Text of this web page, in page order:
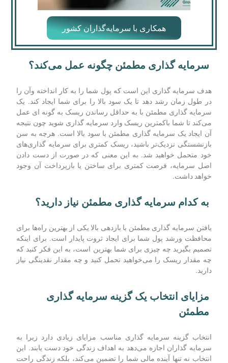
همکاری با سرمایه‌گذاران کشور
سرمایه گذاری مطمئن چگونه عمل می‌کند؟
هدف سرمایه گذاری این است که پول شما را به کار انداخته وآن را
در طول زمان رشد دهد تا یک سود بالا را برای شما ایجاد کند. یک
سرمایه گذاری مطمئن با به حداقل رساندن ریسک به گونه ای عمل
می‌کند تا شما باکمترین ریسک وارد سرمایه گذاری شوید چون نتیجه
آن ایجاد یک سرمایه گذاری مطمئن با سود بالا است. هرچه به سن
بازنشستگی نزدیک‌تر باشید، ریسک کمتری برای سرمایه‌ گذاری‌های
خود متحمل خواهید شد. به این معنی که در صورت از دست دادن
اصل سرمایه، فرصت کمتری برای ساختن یا بازپرداخت آن وجود
خواهد داشت.
به کدام سرمایه گذاری مطمئن نیاز دارید؟
یافتن سرمایه گذاری مطمئن با بازدهی بالا یکی از بهترین راه‌ها برای
محافظت ورشد پول شما برای ایجاد ثروت پایدار است. برای اینکه
تصمیم بگیرید چه چیزی برای شما بهترین است، به این فکر کنید که
چه مقدار ریسک را می‌خواهید تحمل کنید و چه مقدار نقدینگی نیاز
دارید.
مزایای انتخاب یک گزینه سرمایه گذاری
مطمئن
انتخاب گزینه سرمایه گذاری مناسب مزایای زیادی دارد زیرا به
سرمایه گذاران اجازه می‌دهد به اهداف زندگی خود دست یابند. این
انتخاب نه تنها آینده مالی شما را تضمین می‌کند، بلکه زندگی راحت